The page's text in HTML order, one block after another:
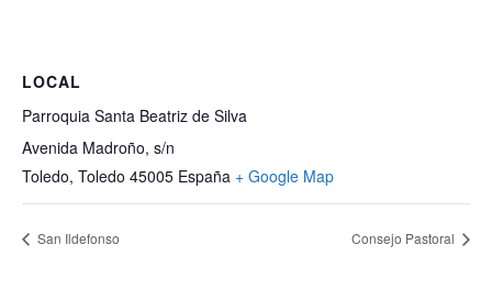
LOCAL
Parroquia Santa Beatriz de Silva
Avenida Madroño, s/n
Toledo, Toledo 45005 España + Google Map
San Ildefonso Consejo Pastoral